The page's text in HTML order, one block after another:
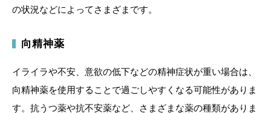
の状況などによってさまざまです。
向精神薬
イライラや不安、意欲の低下などの精神症状が重い場合は、
向精神薬を使用することで過ごしやすくなる可能性がありま
す。抗うつ薬や抗不安薬など、さまざまな薬の種類がありま